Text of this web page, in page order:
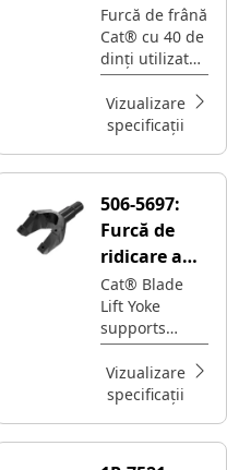
de dinți
Furcă de frână
Cat® cu 40 de
dinți utilizată
la angrenajul
planetar cu
pinion conic al
acționare
Vizualizare
specificații
506-5697:
Furcă de
ridicare a
lamei
Cat® Blade
Lift Yoke
supports
connection
and load
transfer
blade lift
Vizualizare
specificații